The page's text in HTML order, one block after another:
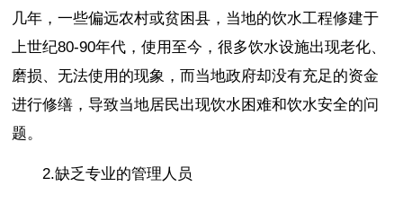
几年，一些偏远农村或贫困县，当地的饮水工程修建于
上世纪80-90年代，使用至今，很多饮水设施出现老化、
磨损、无法使用的现象，而当地政府却没有充足的资金
进行修缮，导致当地居民出现饮水困难和饮水安全的问
题。
2.缺乏专业的管理人员